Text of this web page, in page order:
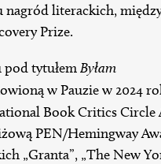
nagród literackich,
Prize.
pod tytułemByłam
w Pauzie w 2024
Book Critics Circle
PEN/Hemingway
„Granta”, „The New